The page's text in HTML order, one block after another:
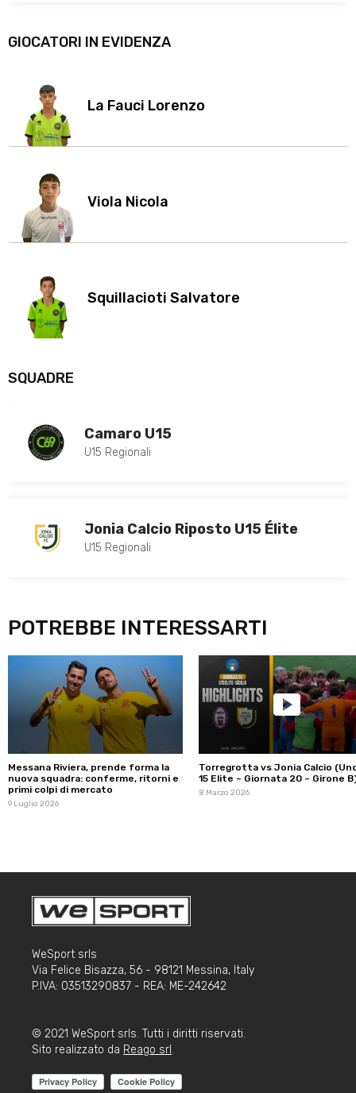
GIOCATORI IN EVIDENZA
La Fauci Lorenzo
Viola Nicola
Squillacioti Salvatore
SQUADRE
Camaro U15
U15 Regionali
Jonia Calcio Riposto U15 Élite
U15 Regionali
POTREBBE INTERESSARTI
Messana Riviera, prende forma la
nuova squadra: conferme, ritorni e
primi colpi di mercato
9 Luglio 2026
Torregrotta vs Jonia Calcio
15 Elite – Giornata 20 – Girone
8 Marzo 2026
WeSport srls
Via Felice Bisazza, 56 - 98121 Messina, Italy
P.IVA: 03513290837 - REA: ME-242642
© 2021 WeSport srls. Tutti i diritti riservati.
Sito realizzato da Reago srl .